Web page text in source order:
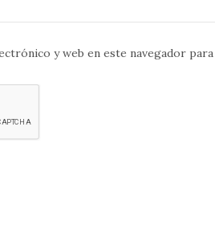
y web en este navegador